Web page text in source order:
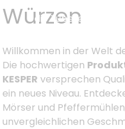
die Zubereitung
Würzen
Willkommen in der Welt
Die hochwertigen
KESPER versprechen
ein neues Niveau.
Mörser und
unvergleichlichen